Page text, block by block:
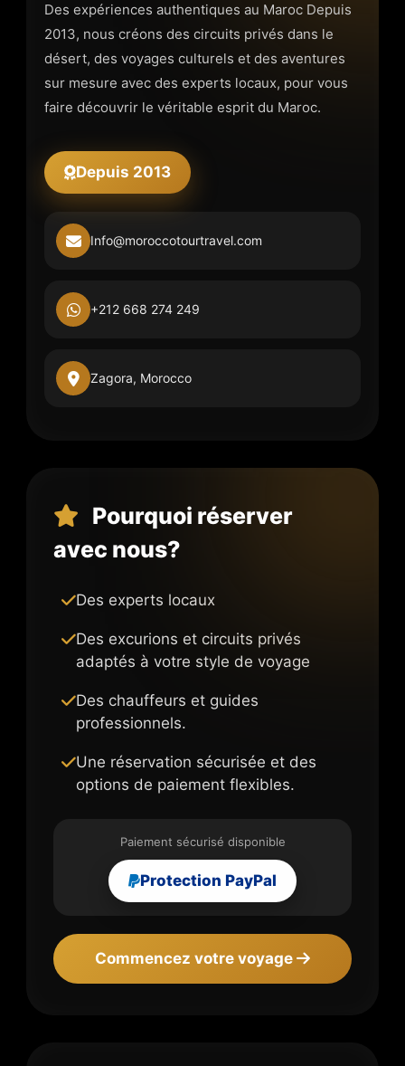
Des expériences authentiques au Maroc Depuis
2013, nous créons des circuits privés dans le
désert, des voyages culturels et des aventures
sur mesure avec des experts locaux, pour vous
faire découvrir le véritable esprit du Maroc.
Depuis 2013
Info@moroccotourtravel.com
+212 668 274 249
Zagora, Morocco
Pourquoi réserver
avec nous?
Des experts locaux
Des excurions et circuits privés
adaptés à votre style de voyage
Des chauffeurs et guides
professionnels.
Une réservation sécurisée et des
options de paiement flexibles.
Paiement sécurisé disponible
Protection PayPal
Commencez votre voyage